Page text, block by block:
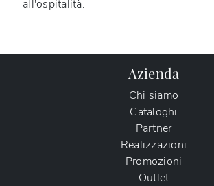
all'ospitalità.
Azienda
Chi siamo
Cataloghi
Partner
Realizzazioni
Promozioni
Outlet